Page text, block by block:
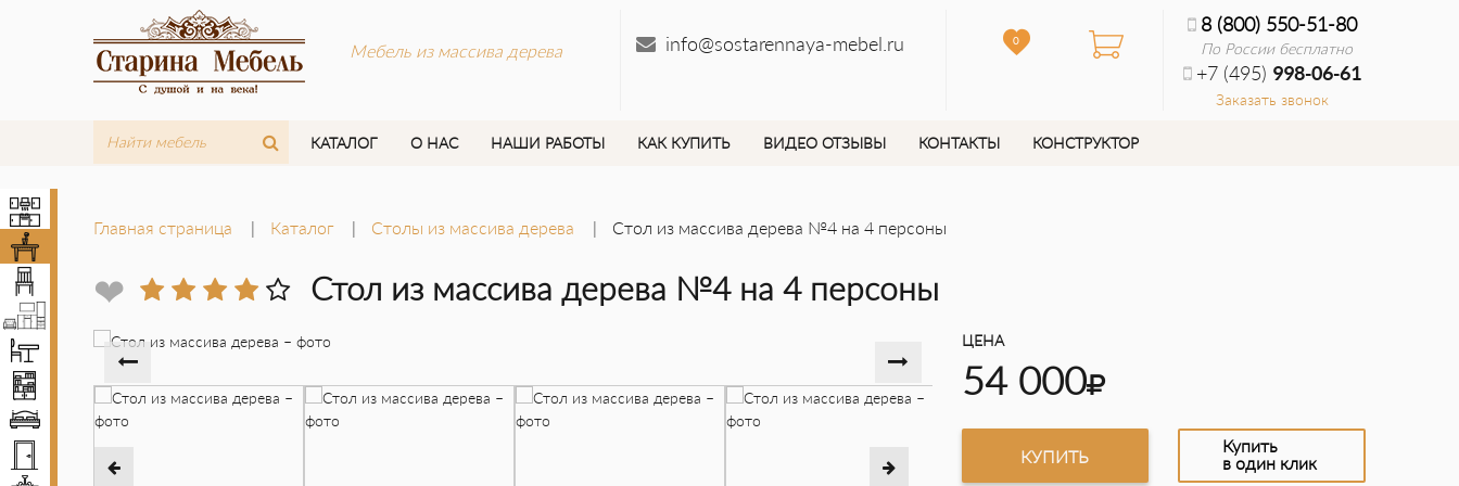
Мебель из массива дерева info@sostarennaya-mebel.ru 0
8 (800) 550-51-80
По России бесплатно
+7 (495) 998-06-61
Заказать звонок
КАТАЛОГ О НАС НАШИ РАБОТЫ КАК КУПИТЬ ВИДЕО ОТЗЫВЫ КОНТАКТЫ КОНСТРУКТОР
Стулья
Комплекты мебели
Шкафы
Кровати
Главная страница Каталог Столы из массива дерева Стол из массива дерева №4 на 4 персоны
❤ Стол из массива дерева №4 на 4 персоны
ЦЕНА
54 000
КУПИТЬ
Купить
в один клик